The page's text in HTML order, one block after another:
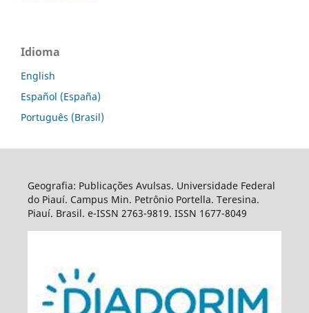
Idioma
English
Español (España)
Português (Brasil)
Geografia: Publicações Avulsas. Universidade Federal
do Piauí. Campus Min. Petrônio Portella. Teresina.
Piauí. Brasil. e-ISSN 2763-9819. ISSN 1677-8049